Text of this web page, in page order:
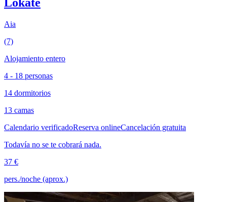
Aia
(7)
Alojamiento entero
4 - 18 personas
14 dormitorios
13 camas
Calendario verificadoReserva onlineCancelación gratuita
Todavía no se te cobrará nada.
37 €
pers./noche (aprox.)